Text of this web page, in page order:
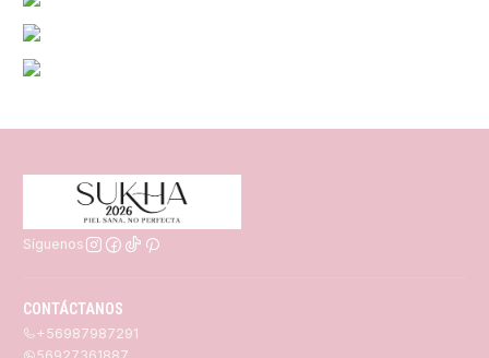
Síguenos
CONTÁCTANOS
+56987987291